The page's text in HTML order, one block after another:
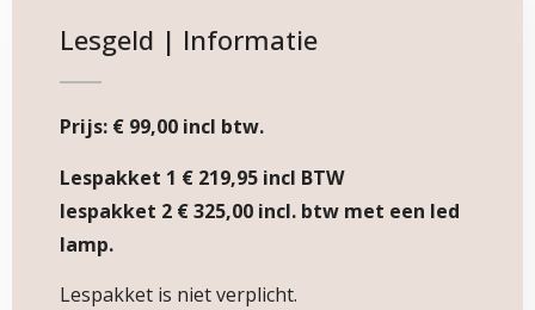
Lesgeld | Informatie
Prijs: € 99,00 incl btw.
Lespakket 1 € 219,95 incl BTW
lespakket 2 € 325,00 incl. btw met een led
lamp.
Lespakket is niet verplicht.